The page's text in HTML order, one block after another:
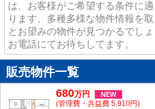
は、お客様がご希望する条件に
ります。多種多様な物件情報を
とお望みの物件が見つかるでし
お電話にてお待ちしてます。
販売物件一覧
680万円 NEW
(管理費・共益費 5,910円)